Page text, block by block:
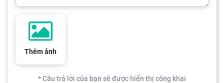
Thêm ảnh
* Câu trả lời của bạn sẽ được hiển thị công khai